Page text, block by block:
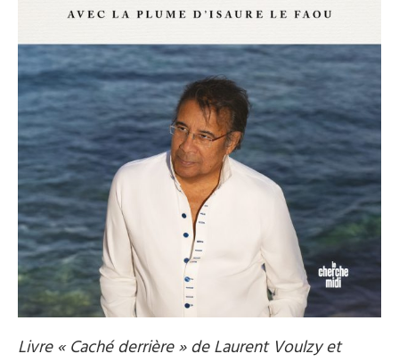
Livre « Caché derrière » de Laurent Voulzy et